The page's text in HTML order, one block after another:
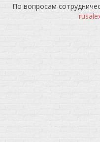
По вопросам